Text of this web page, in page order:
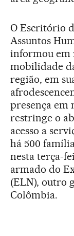
O Escritório
Assuntos
informou em
mobilidade
região, em
presença em
restringe o
acesso a
há 500
nesta terça-
armado do
(ELN), outro
Colômbia.